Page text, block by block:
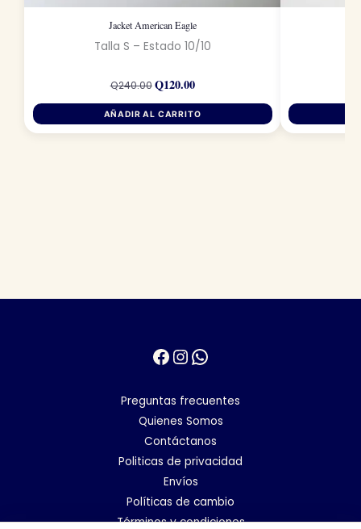
Jacket American Eagle
Talla S – Estado 10/10
Q240.00precio
era:
Q240.00.
Q120.00precio
es:
Q120.00.
AÑADIR AL CARRITO
Facebook
Instagram
WhatsApp
Preguntas frecuentes
Quienes Somos
Contáctanos
Politicas de privacidad
Envíos
Políticas de cambio
Términos y condiciones